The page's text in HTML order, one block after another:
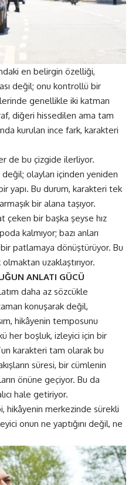
en belirgin özelliği,
değil; onu kontrollü bir
genellikle iki katman
diğeri hissedilen ama tam
kurulan ince fark, karakteri
de bu çizgide ilerliyor.
olayları içinden yeniden
yapı. Bu durum, karakteri tek
bir alana taşıyor.
çeken bir başka şeyse hız
kalmıyor; bazı anları
bir patlamaya dönüştürüyor. Bu
uzaklaştırıyor.
ANLATI GÜCÜ
daha az sözcükle
konuşarak değil,
hikâyenin temposunu
her boşluk, izleyici için bir
karakteri tam olarak bu
süresi, bir cümlenin
önüne geçiyor. Bu da
hale getiriyor.
hikâyenin merkezinde sürekli
onun ne yaptığını değil, ne